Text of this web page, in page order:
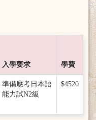
入學要求 學費
準備應考日本語
能力試N2級
$4520